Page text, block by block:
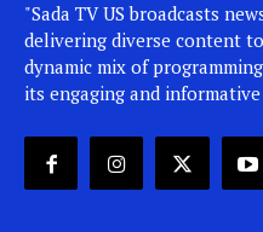
"Sada TV US broadcasts
delivering diverse content
dynamic mix of
its engaging and